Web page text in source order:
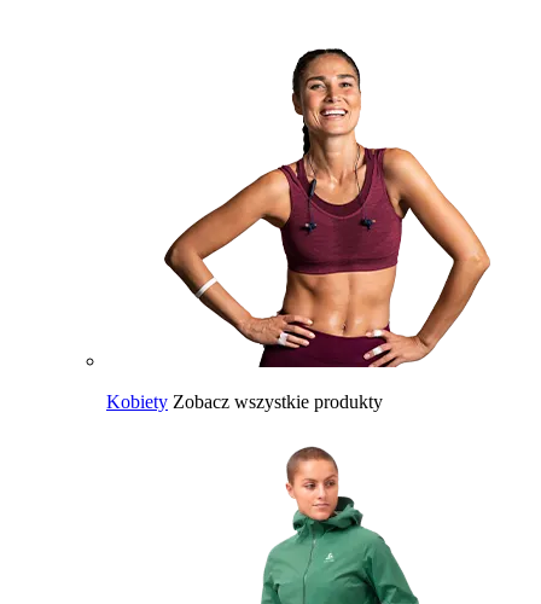
Kobiety Zobacz wszystkie produkty